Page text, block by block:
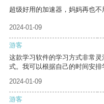
超级好用的加速器，妈妈再也不
2024-01-09
游客
这款学习软件的学习方式非常
式。我可以根据自己的时间安排
2024-01-09
游客